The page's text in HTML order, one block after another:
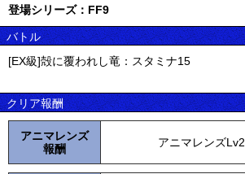
登場シリーズ：FF9
バトル
[EX級]殻に覆われし竜：スタミナ15
クリア報酬
アニマレンズ
報酬
アニマレンズLv2